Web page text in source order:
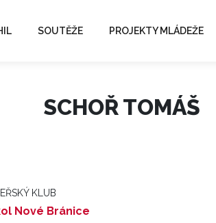
SOUTĚŽE PROJEKTY MLÁDEŽE
SCHOŘ TOMÁŠ
KLUB
Nové Bránice